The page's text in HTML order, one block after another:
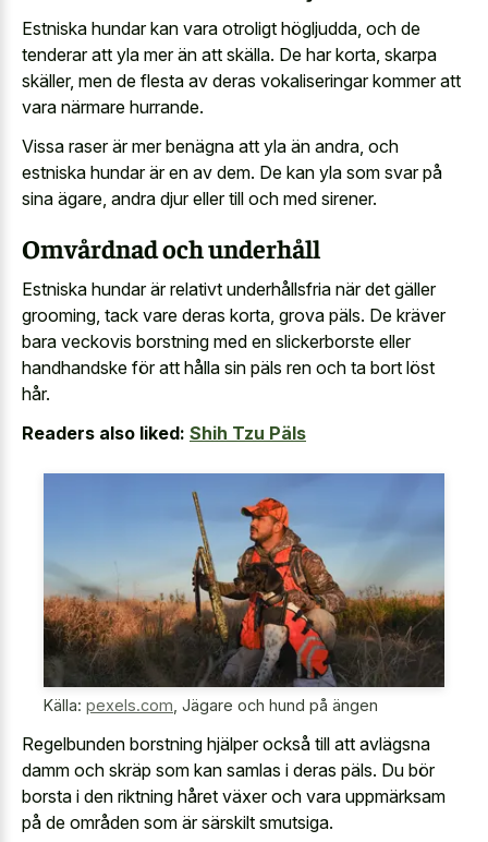
Estniska hundar kan vara otroligt högljudda, och de
tenderar att yla mer än att skälla. De har korta, skarpa
skäller, men de flesta av deras vokaliseringar kommer att
vara närmare hurrande.
Vissa raser är mer benägna att yla än andra, och
estniska hundar är en av dem. De kan yla som svar på
sina ägare, andra djur eller till och med sirener.
Omvårdnad och underhåll
Estniska hundar är relativt underhållsfria när det gäller
grooming, tack vare deras korta, grova päls. De kräver
bara veckovis borstning med en slickerborste eller
handhandske för att hålla sin päls ren och ta bort löst
hår.
Readers also liked: Shih Tzu Päls
Källa: pexels.com, Jägare och hund på ängen
Regelbunden borstning hjälper också till att avlägsna
damm och skräp som kan samlas i deras päls. Du bör
borsta i den riktning håret växer och vara uppmärksam
på de områden som är särskilt smutsiga.